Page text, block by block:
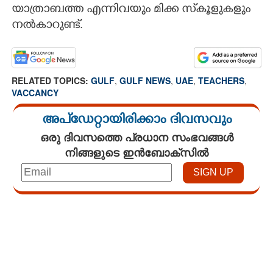
യാത്രാബത്ത എന്നിവയും മിക്ക സ്‌കൂളുകളും
നൽകാറുണ്ട്.
RELATED TOPICS: GULF, GULF NEWS, UAE, TEACHERS,
VACCANCY
അപ്ഡേറ്റായിരിക്കാം ദിവസവും
ഒരു ദിവസത്തെ പ്രധാന സംഭവങ്ങൾ
നിങ്ങളുടെ ഇൻബോക്സിൽ